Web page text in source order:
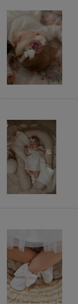
125,40 zł
Cena regularna:
209,00 zł
Najniższa cena:
209,00 zł